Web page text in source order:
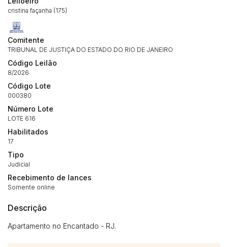
cristina façanha (175)
Comitente
TRIBUNAL DE JUSTIÇA DO ESTADO DO RIO DE JANEIRO
Código Leilão
8/2026
Código Lote
000380
Número Lote
LOTE 616
Habilitados
17
Tipo
Judicial
Recebimento de lances
Somente online
Descrição
Apartamento no Encantado - RJ.
Habilite-se para efetuar lances ou